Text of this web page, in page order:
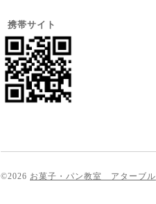
携帯サイト
©2026 お菓子・パン教室 アターブル